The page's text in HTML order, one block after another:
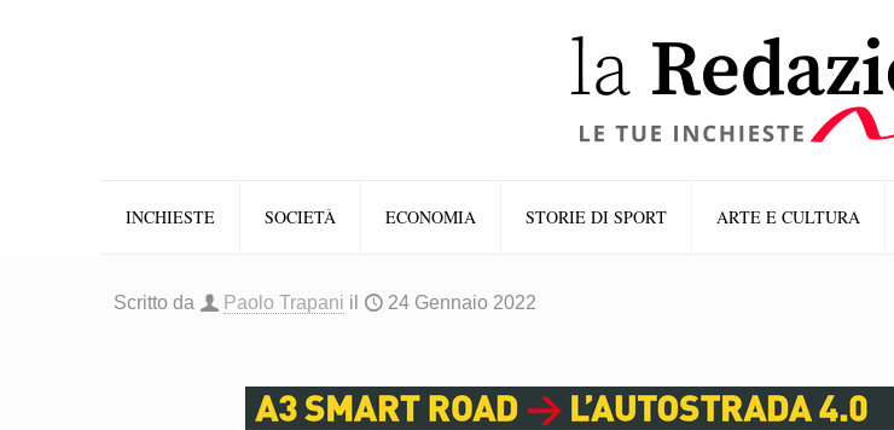
INCHIESTE SOCIETÀ ECONOMIA STORIE DI SPORT ARTE E CULTURA
Scritto da Paolo Trapani il 24 Gennaio 2022